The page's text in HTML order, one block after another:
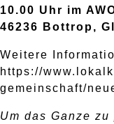
10.00 Uhr im
46236 Bottrop,
Weitere
https://
gemeinschaft/
Um das Ganze